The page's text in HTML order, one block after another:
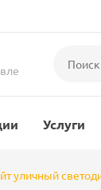
Услуги
уличный